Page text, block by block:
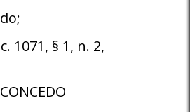
1071, § 1, n. 2,
CONCEDO